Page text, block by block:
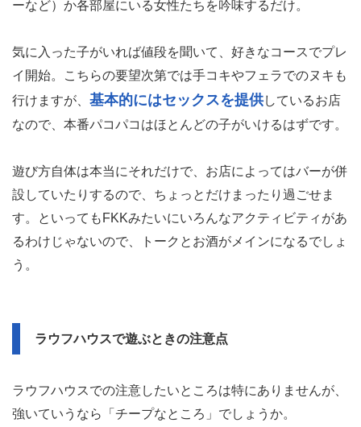
ーなど）か各部屋にいる女性たちを吟味するだけ。
気に入った子がいれば値段を聞いて、好きなコースでプレ
イ開始。こちらの要望次第では手コキやフェラでのヌキも
行けますが、 基本的にはセックスを提供しているお店
なので、本番パコパコはほとんどの子がいけるはずです。
遊び方自体は本当にそれだけで、お店によってはバーが併
設していたりするので、ちょっとだけまったり過ごせま
す。といってもFKKみたいにいろんなアクティビティがあ
るわけじゃないので、トークとお酒がメインになるでしょ
う。
ラウフハウスで遊ぶときの注意点
ラウフハウスでの注意したいところは特にありませんが、
強いていうなら「チープなところ」でしょうか。